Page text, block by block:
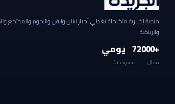
منصة إخبارية متكاملة تغطي أخبار لبنان والفن والنجوم والمجتمع
والرياضة.
+2000
مقال
7
قسم
يومي
تحديث